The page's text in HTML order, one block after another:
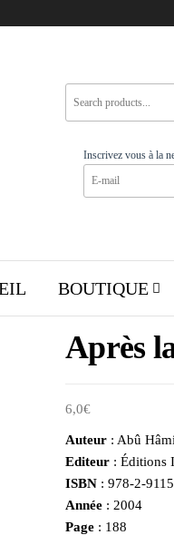
Inscrivez vous à la
BOUTIQUE
Après
6,0€
Auteur : Abû
Editeur : Éditions
ISBN : 978-2-
Année : 2004
Page : 188